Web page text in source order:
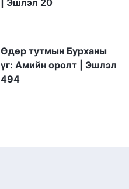
| Эшлэл 20
Өдөр тутмын Бурханы
үг: Амийн оролт | Эшлэл
494